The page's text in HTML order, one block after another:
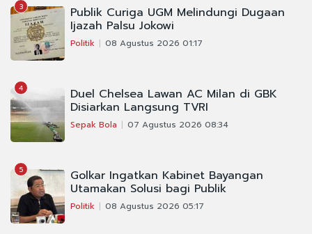
3 Publik Curiga UGM Melindungi Dugaan
Ijazah Palsu Jokowi
Politik 08 Agustus 2026 01:17
4 Duel Chelsea Lawan AC Milan di GBK
Disiarkan Langsung TVRI
Sepak Bola 07 Agustus 2026 08:34
5 Golkar Ingatkan Kabinet Bayangan
Utamakan Solusi bagi Publik
Politik 08 Agustus 2026 05:17